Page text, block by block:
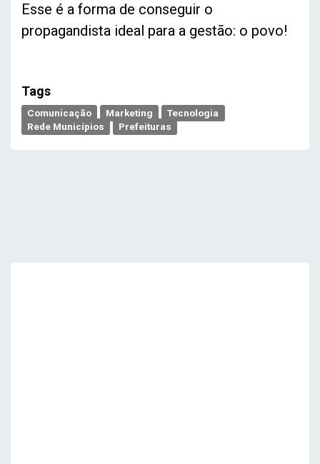
Esse é a forma de conseguir o
propagandista ideal para a gestão: o povo!
Tags
Comunicação Marketing
Tecnologia
Rede Municípios
Prefeituras